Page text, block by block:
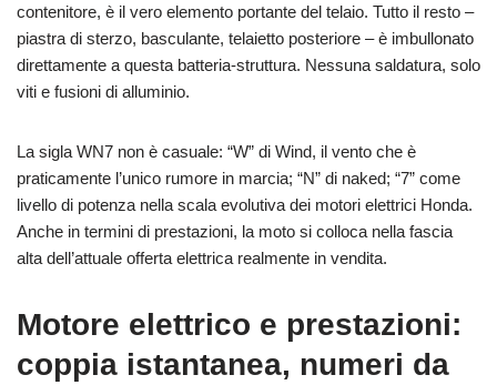
contenitore, è il vero elemento portante del telaio. Tutto il resto –
piastra di sterzo, basculante, telaietto posteriore – è imbullonato
direttamente a questa batteria-struttura. Nessuna saldatura, solo
viti e fusioni di alluminio.
La sigla WN7 non è casuale: “W” di Wind, il vento che è
praticamente l’unico rumore in marcia; “N” di naked; “7” come
livello di potenza nella scala evolutiva dei motori elettrici Honda.
Anche in termini di prestazioni, la moto si colloca nella fascia
alta dell’attuale offerta elettrica realmente in vendita.
Motore elettrico e prestazioni:
coppia istantanea, numeri da